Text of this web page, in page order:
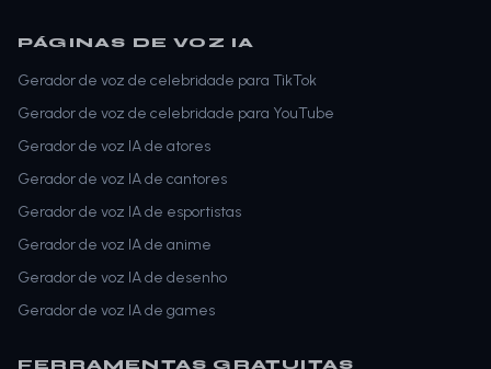
PÁGINAS DE VOZ IA
Gerador de voz de celebridade para TikTok
Gerador de voz de celebridade para YouTube
Gerador de voz IA de atores
Gerador de voz IA de cantores
Gerador de voz IA de esportistas
Gerador de voz IA de anime
Gerador de voz IA de desenho
Gerador de voz IA de games
FERRAMENTAS GRATUITAS